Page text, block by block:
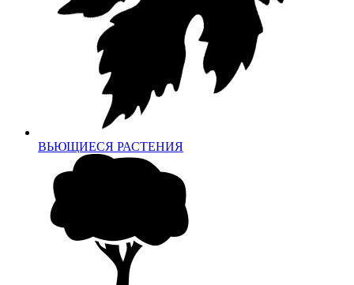
ВЬЮЩИЕСЯ РАСТЕНИЯ